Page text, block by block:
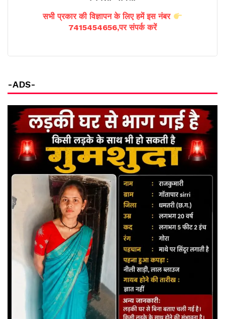
सभी प्रकार की विज्ञापन के लिए हमें इस नंबर
7415454656,पर संपर्क करें
-ADS-